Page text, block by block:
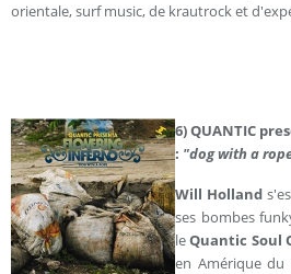
orientale, surf music, de krautrock et
6) QUANTIC
: "dog with a
Will Holland
ses bombes
leQuantic Soul
en Amérique du